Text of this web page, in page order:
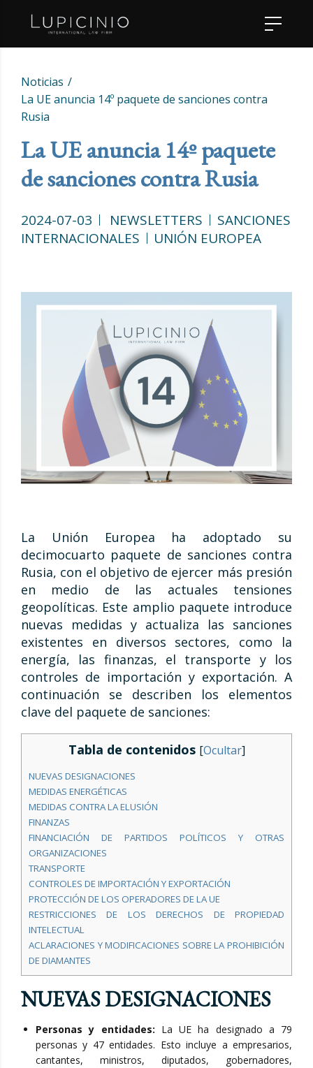
Noticias
La UE anuncia 14º paquete de sanciones contra
Rusia
La UE anuncia 14º paquete
de sanciones contra Rusia
2024-07-03 NEWSLETTERS
SANCIONES
INTERNACIONALES
UNIÓN EUROPEA
La Unión Europea ha adoptado su
decimocuarto paquete de sanciones contra
Rusia, con el objetivo de ejercer más presión
en medio de las actuales tensiones
geopolíticas. Este amplio paquete introduce
nuevas medidas y actualiza las sanciones
existentes en diversos sectores, como la
energía, las finanzas, el transporte y los
controles de importación y exportación. A
continuación se describen los elementos
clave del paquete de sanciones:
Tabla de contenidos [Ocultar]
NUEVAS DESIGNACIONES
MEDIDAS ENERGÉTICAS
MEDIDAS CONTRA LA ELUSIÓN
FINANZAS
FINANCIACIÓN DE PARTIDOS POLÍTICOS Y OTRAS
ORGANIZACIONES
TRANSPORTE
CONTROLES DE IMPORTACIÓN Y EXPORTACIÓN
PROTECCIÓN DE LOS OPERADORES DE LA UE
RESTRICCIONES DE LOS DERECHOS DE PROPIEDAD
INTELECTUAL
ACLARACIONES Y MODIFICACIONES SOBRE LA PROHIBICIÓN
DE DIAMANTES
NUEVAS DESIGNACIONES
Personas y entidades: La UE ha designado a 79
personas y 47 entidades. Esto incluye a empresarios,
cantantes, ministros, diputados, gobernadores,